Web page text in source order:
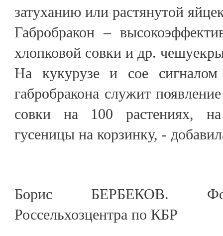
затуханию или растянутой
Габробракон –
хлопковой совки и др.
На кукурузе и сое сигналом
габробракона служит
совки на 100 растениях,
гусеницы на корзинку, -
Борис БЕРБЕКОВ.
Россельхозцентра по КБР